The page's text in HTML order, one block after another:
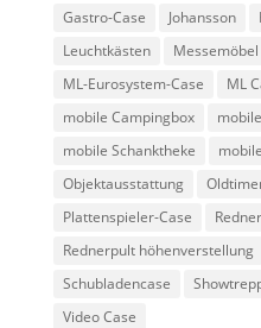
Gastro-Case
Johansson
Leuchtkästen
Messemöbel
ML-Eurosystem-Case
ML
mobile Campingbox
mobile Schanktheke
Objektausstattung
Plattenspieler-Case
Rednerpult höhenverstellung
Schubladencase
Video Case